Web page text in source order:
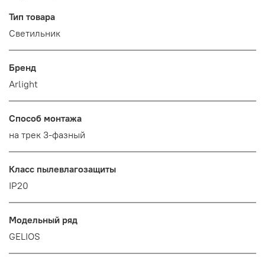
Тип товара
Светильник
Бренд
Arlight
Способ монтажа
на трек 3-фазный
Класс пылевлагозащиты
IP20
Модельный ряд
GELIOS